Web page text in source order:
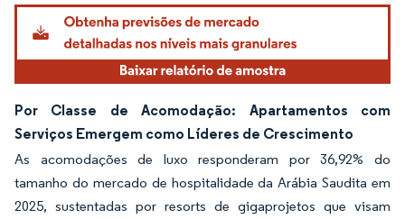
Por Classe de Acomodação: Apartamentos com
Serviços Emergem como Líderes de Crescimento
As acomodações de luxo responderam por 36,92% do
tamanho do mercado de hospitalidade da Arábia Saudita em
2025, sustentadas por resorts de gigaprojetos que visam